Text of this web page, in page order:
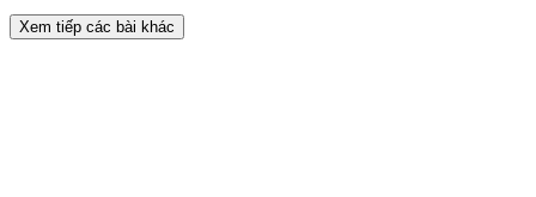
Xem tiếp các bài khác